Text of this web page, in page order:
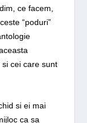
ce facem,
“poduri”
cei care sunt
si ei mai
ca sa